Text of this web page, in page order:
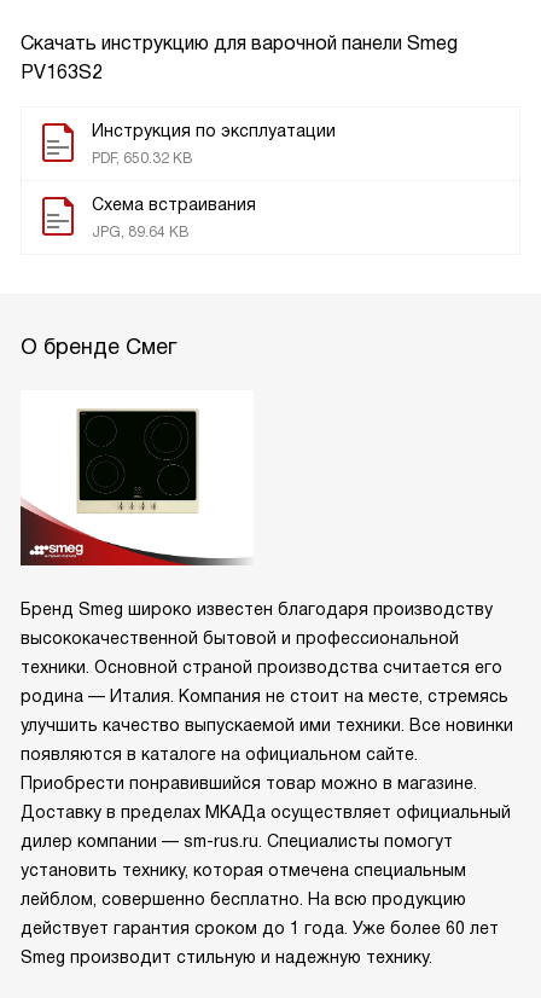
Скачать инструкцию для варочной панели Smeg
PV163S2
Инструкция по эксплуатации
PDF, 650.32 KB
Схема встраивания
JPG, 89.64 KB
О бренде Смег
Бренд Smeg широко известен благодаря производству
высококачественной бытовой и профессиональной
техники. Основной страной производства считается его
родина — Италия. Компания не стоит на месте, стремясь
улучшить качество выпускаемой ими техники. Все новинки
появляются в каталоге на официальном сайте.
Приобрести понравившийся товар можно в магазине.
Доставку в пределах МКАДа осуществляет официальный
дилер компании — sm-rus.ru. Специалисты помогут
установить технику, которая отмечена специальным
лейблом, совершенно бесплатно. На всю продукцию
действует гарантия сроком до 1 года. Уже более 60 лет
Smeg производит стильную и надежную технику.